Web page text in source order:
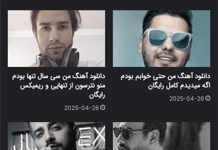
دانلود آهنگ من حتی خوابم بودم
اگه میدیدم کامل رایگان
2025-04-26
دانلود آهنگ من سی سال تنها بودم
منو نترسون از تنهایی و ریمیکس
رایگان
2025-04-26